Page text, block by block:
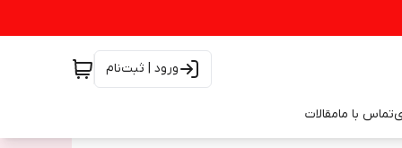
ورود | ثبت‌نام
تماس با مامقالات